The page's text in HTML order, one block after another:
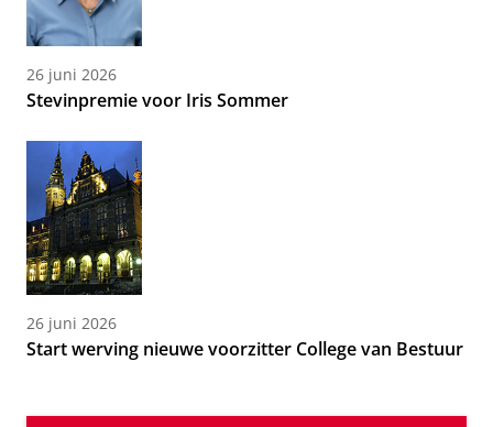
26 juni 2026
Stevinpremie voor Iris Sommer
26 juni 2026
Start werving nieuwe voorzitter College van Bestuur